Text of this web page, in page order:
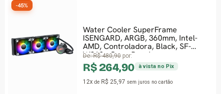
Water Cooler SuperFrame
ISENGARD, ARGB, 360mm, Intel-
AMD, Controladora, Black, SF-
W360 - Open Box-1
De:R$ 480,90por:
R$ 264,90 à vista no Pix
12xdeR$ 25,97sem juros no cartão
-45%